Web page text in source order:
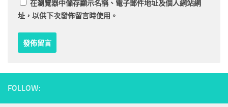
在瀏覽器中儲存顯示名稱、電子郵件地址及個人網站網
址，以供下次發佈留言時使用。
FOLLOW: